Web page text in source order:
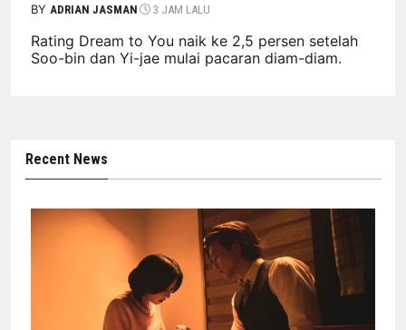
BY ADRIAN JASMAN 3 JAM LALU
Rating Dream to You naik ke 2,5 persen setelah
Soo-bin dan Yi-jae mulai pacaran diam-diam.
Recent News